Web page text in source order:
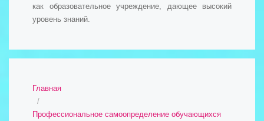
как образовательное учреждение, дающее высокий
уровень знаний.
Главная
Профессиональное самоопределение обучающихся